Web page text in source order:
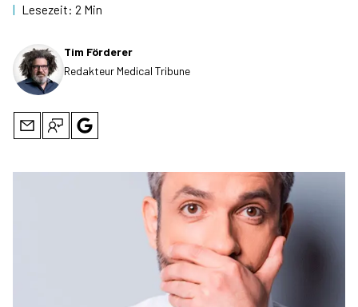
| Lesezeit: 2 Min
Tim Förderer
Redakteur Medical Tribune